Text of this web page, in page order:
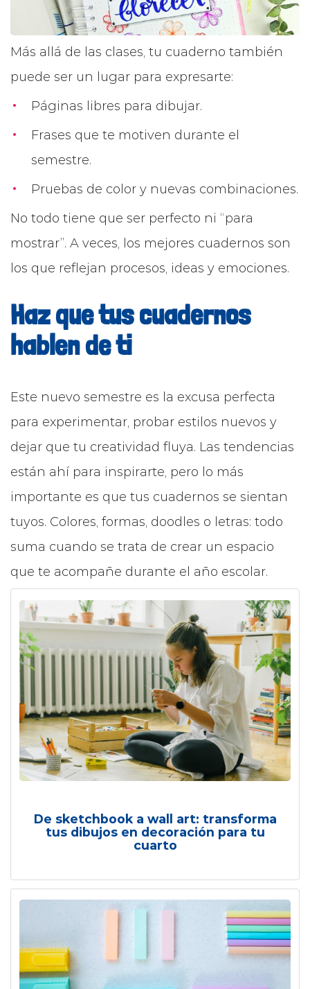
Más allá de las clases, tu cuaderno también
puede ser un lugar para expresarte:
Páginas libres para dibujar.
Frases que te motiven durante el
semestre.
Pruebas de color y nuevas combinaciones.
No todo tiene que ser perfecto ni “para
mostrar”. A veces, los mejores cuadernos son
los que reflejan procesos, ideas y emociones.
Haz que tus cuadernos
hablen de ti
Este nuevo semestre es la excusa perfecta
para experimentar, probar estilos nuevos y
dejar que tu creatividad fluya. Las tendencias
están ahí para inspirarte, pero lo más
importante es que tus cuadernos se sientan
tuyos. Colores, formas, doodles o letras: todo
suma cuando se trata de crear un espacio
que te acompañe durante el año escolar.
De sketchbook a wall art: transforma
tus dibujos en decoración para tu
cuarto